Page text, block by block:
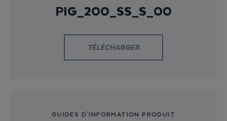
PIG_200_SS_S_00
TÉLÉCHARGER
GUIDES D'INFORMATION PRODUIT